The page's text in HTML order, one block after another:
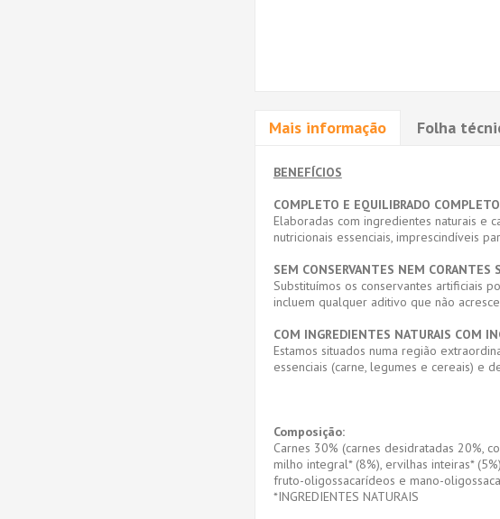
Mais informação Folha
BENEFÍCIOS
COMPLETO E EQUILIBRADO
Elaboradas com ingredientes naturais e
nutricionais essenciais, imprescindíveis
SEM CONSERVANTES NEM CORANTES
Substituímos os conservantes artificiais
incluem qualquer aditivo que não
COM INGREDIENTES NATURAIS COM
Estamos situados numa região
essenciais (carne, legumes e cereais) e
Composição:
Carnes 30% (carnes desidratadas 20%,
milho integral* (8%), ervilhas inteiras*
fruto-oligossacarídeos e mano-
*INGREDIENTES NATURAIS